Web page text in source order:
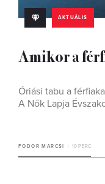
AKTUÁLIS
Amikor a
Óriási tabu a
A Nők Lapja
FODOR MARCSI 10 PERC